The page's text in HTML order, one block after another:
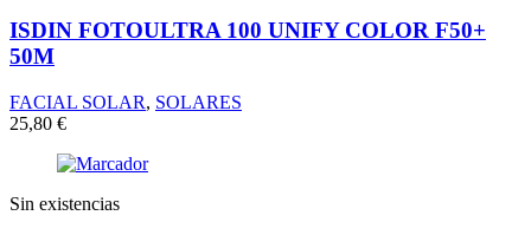
ISDIN FOTOULTRA 100 UNIFY COLOR F50+
50M
FACIAL SOLAR, SOLARES
25,80 €
Sin existencias